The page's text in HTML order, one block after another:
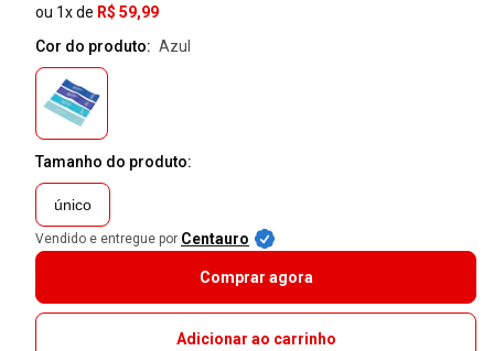
ou 1x de R$ 59,99
Cor do produto:
azul
Tamanho do produto:
único
Vendido e entregue por Centauro
Comprar agora
Adicionar ao carrinho